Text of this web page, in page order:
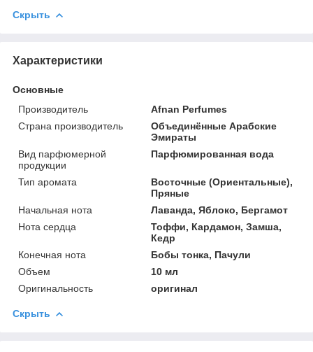
Скрыть
Характеристики
Основные
Производитель
Afnan Perfumes
Страна производитель
Объединённые Арабские
Эмираты
Вид парфюмерной
продукции
Парфюмированная вода
Тип аромата
Восточные (Ориентальные),
Пряные
Начальная нота
Лаванда, Яблоко, Бергамот
Нота сердца
Тоффи, Кардамон, Замша,
Кедр
Конечная нота
Бобы тонка, Пачули
Объем
10 мл
Оригинальность
оригинал
Скрыть